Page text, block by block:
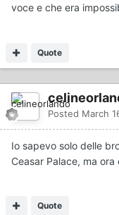
voce e che era
Quote
Posted March
Io sapevo solo delle
Ceasar Palace, ma
Quote